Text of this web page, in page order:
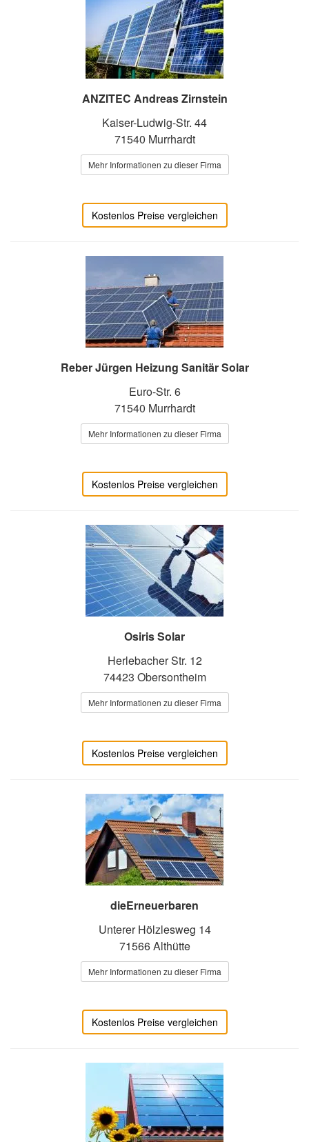
ANZITEC Andreas Zirnstein
Kaiser-Ludwig-Str. 44
71540 Murrhardt
Mehr Informationen zu dieser Firma
Kostenlos Preise vergleichen
Reber Jürgen Heizung Sanitär Solar
Euro-Str. 6
71540 Murrhardt
Mehr Informationen zu dieser Firma
Kostenlos Preise vergleichen
Osiris Solar
Herlebacher Str. 12
74423 Obersontheim
Mehr Informationen zu dieser Firma
Kostenlos Preise vergleichen
dieErneuerbaren
Unterer Hölzlesweg 14
71566 Althütte
Mehr Informationen zu dieser Firma
Kostenlos Preise vergleichen